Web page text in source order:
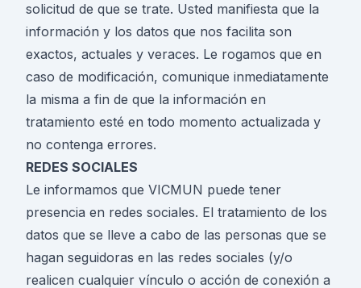
solicitud de que se trate. Usted manifiesta que la
información y los datos que nos facilita son
exactos, actuales y veraces. Le rogamos que en
caso de modificación, comunique inmediatamente
la misma a fin de que la información en
tratamiento esté en todo momento actualizada y
no contenga errores.
REDES SOCIALES
Le informamos que VICMUN puede tener
presencia en redes sociales. El tratamiento de los
datos que se lleve a cabo de las personas que se
hagan seguidoras en las redes sociales (y/o
realicen cualquier vínculo o acción de conexión a